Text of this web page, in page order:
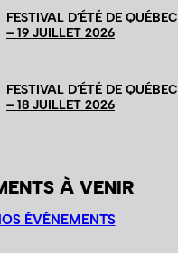
FESTIVAL D’ÉTÉ DE QUÉBEC
– 19 JUILLET 2026
FESTIVAL D’ÉTÉ DE QUÉBEC
– 18 JUILLET 2026
À VENIR
ÉVÉNEMENTS